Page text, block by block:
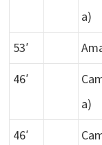
a)
53′
46′
a)
46′